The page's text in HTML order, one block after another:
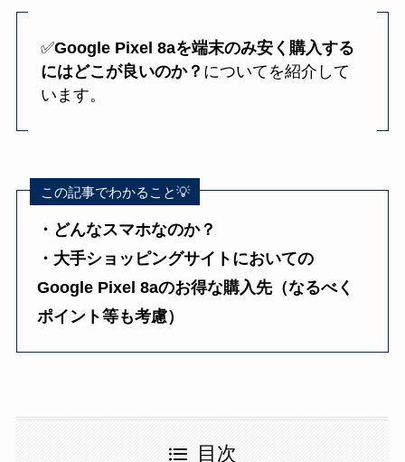
✅️Google Pixel 8aを端末のみ安く購入する
にはどこが良いのか？ についてを紹介して
います。
この記事でわかること💡
・どんなスマホなのか？
・大手ショッピングサイトにおいての
Google Pixel 8aのお得な購入先（なるべく
ポイント等も考慮）
目次